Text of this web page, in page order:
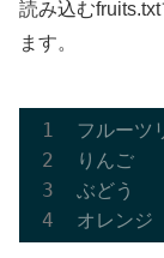
読み込む
ます。
フルーツ
りんご
ぶどう